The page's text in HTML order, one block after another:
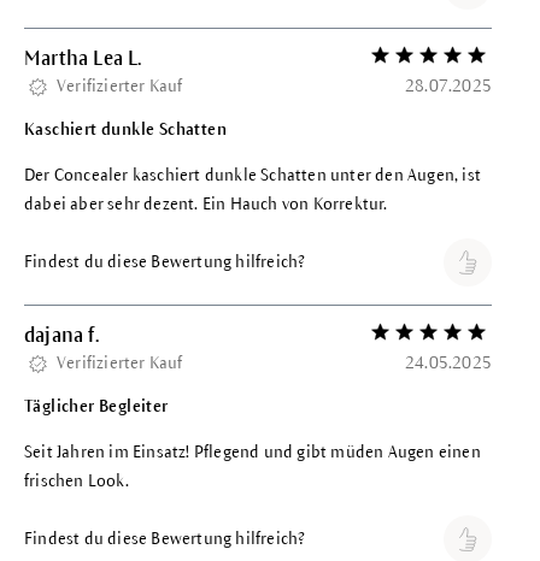
Martha Lea L. Bewertung mit 5
Verifizierter Kauf 28.07.2025
Kaschiert dunkle Schatten
Der Concealer kaschiert dunkle Schatten unter den Augen, ist
dabei aber sehr dezent. Ein Hauch von Korrektur.
Findest du diese Bewertung hilfreich?
dajana f. Bewertung mit 5
Verifizierter Kauf 24.05.2025
Täglicher Begleiter
Seit Jahren im Einsatz! Pflegend und gibt müden Augen einen
frischen Look.
Findest du diese Bewertung hilfreich?